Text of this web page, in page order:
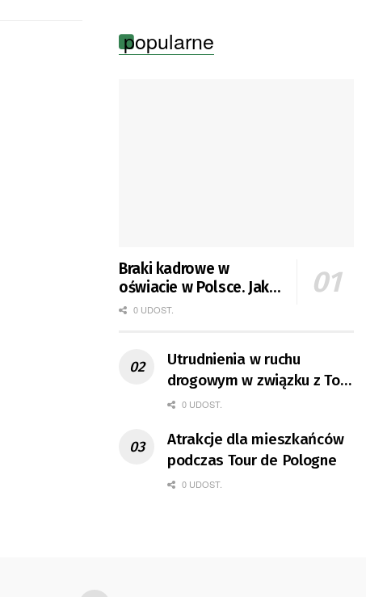
popularne
Braki kadrowe w
oświacie w Polsce. Jak
jest w Gorzowie?
0 UDOST.
Utrudnienia w ruchu
drogowym w związku z Tour
de Pologne
0 UDOST.
Atrakcje dla mieszkańców
podczas Tour de Pologne
0 UDOST.